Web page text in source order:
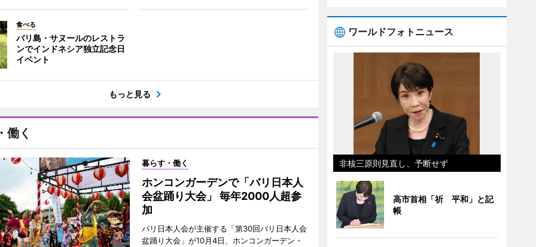
食べる
バリ島・サヌールのレストラ
ンでインドネシア独立記念日
イベント
もっと見る
働く
暮らす・働く
ホンコンガーデンで「バリ日本人
会盆踊り大会」 毎年2000人超参
加
バリ日本人会が主催する「第30回バリ日本人会
盆踊り大会」が10月4日、ホンコンガーデン・
ワールドフォトニュース
非核三原則見直し、予断せず
高市首相「祈 平和」と記
帳